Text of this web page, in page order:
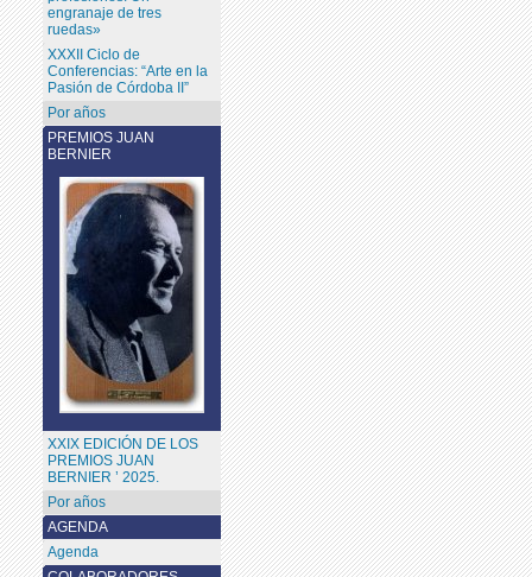
AGENDA
Agenda
engranaje de tres
ruedas»
XXXII Ciclo de
Conferencias: “Arte en la
Pasión de Córdoba II”
Por años
PREMIOS JUAN
BERNIER
XXIX EDICIÓN DE LOS
PREMIOS JUAN
BERNIER ’ 2025.
Por años